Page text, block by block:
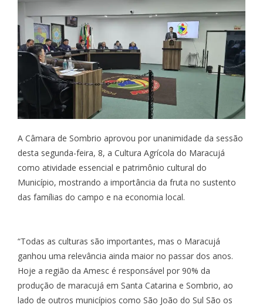
A Câmara de Sombrio aprovou por unanimidade da sessão
desta segunda-feira, 8, a Cultura Agrícola do Maracujá
como atividade essencial e patrimônio cultural do
Município, mostrando a importância da fruta no sustento
das famílias do campo e na economia local.
“Todas as culturas são importantes, mas o Maracujá
ganhou uma relevância ainda maior no passar dos anos.
Hoje a região da Amesc é responsável por 90% da
produção de maracujá em Santa Catarina e Sombrio, ao
lado de outros municípios como São João do Sul São os